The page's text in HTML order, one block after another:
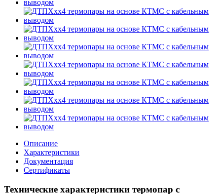
Описание
Характеристики
Документация
Сертификаты
Технические характеристики термопар с